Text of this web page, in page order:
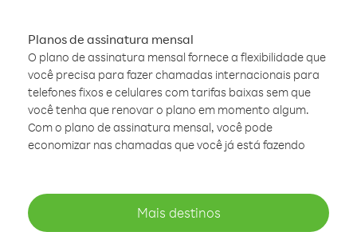
Planos de assinatura mensal
O plano de assinatura mensal fornece a flexibilidade que
você precisa para fazer chamadas internacionais para
telefones fixos e celulares com tarifas baixas sem que
você tenha que renovar o plano em momento algum.
Com o plano de assinatura mensal, você pode
economizar nas chamadas que você já está fazendo
Mais destinos